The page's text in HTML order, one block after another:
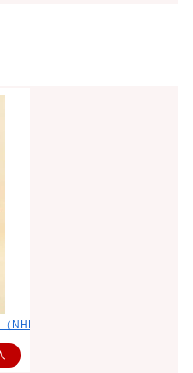
ドラマ・ガイド） [ 水橋文美江 ]